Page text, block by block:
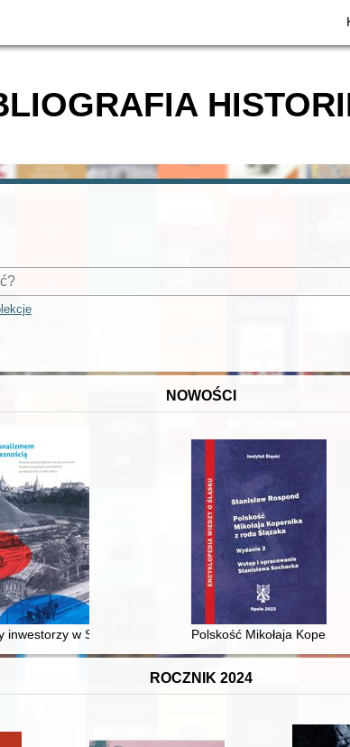
NOWOŚCI
do dziś
inwestorzy w Sopocie : prestiż finansowy i towarzyski
Polskość Mikołaja
ROCZNIK 2024